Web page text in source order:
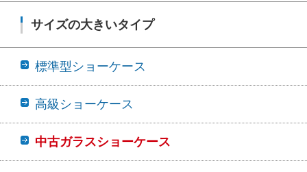
サイズの大きいタイプ
標準型ショーケース
高級ショーケース
中古ガラスショーケース